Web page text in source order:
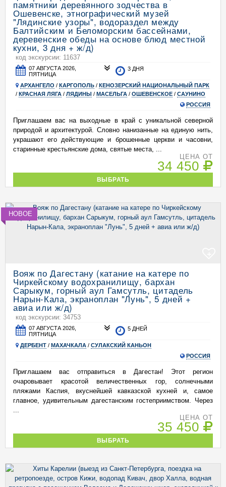
памятники деревянного зодчества в
Ошевенске, этнографический музей
"Лядинские узоры", водораздел между
Балтийским и Беломорским бассейнами,
деревенские обеды на основе блюд местной
кухни, 3 дня + ж/д)
код экскурсии: 11637
07 АВГУСТА 2026,
ПЯТНИЦА
3 ДНЯ
АРХАНГЕЛО / КАРГОПОЛЬ / КЕНОЗЕРСКИЙ НАЦИОНАЛЬНЫЙ ПАРК
/ КРАСНАЯ ЛЯГА / ЛЯДИНЫ / МАСЕЛЬГА / ОШЕВЕНСКОЕ / САУНИНО
РОССИЯ
Приглашаем вас на выходные в край с уникальной северной
природой и архитектурой. Словно нанизанные на единую нить,
украшают его действующие и брошенные церкви и часовни,
старинные крестьянские дома, святые места, ...
ЦЕНА ОТ
34 450
ВЫБРАТЬ
НОВОЕ
Вояж по Дагестану (катание на катере по
Чиркейскому водохранилищу, бархан
Сарыкум, горный аул Гамсутль, цитадель
Нарын-Кала, экраноплан "Лунь", 5 дней +
авиа или ж/д)
код экскурсии: 34753
07 АВГУСТА 2026,
ПЯТНИЦА
5 ДНЕЙ
ДЕРБЕНТ / МАХАЧКАЛА / СУЛАКСКИЙ КАНЬОН
РОССИЯ
Приглашаем вас отправиться в Дагестан! Этот регион
очаровывает красотой величественных гор, солнечными
пляжами Каспия, вкуснейшей кавказской кухней и, самое
главное, удивительным дагестанским гостеприимством. Через
...
ЦЕНА ОТ
35 450
ВЫБРАТЬ